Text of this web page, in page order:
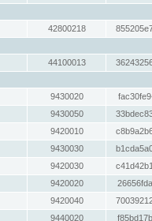
42800218
44100013
9430020
9430050
9420010
9430030
9420030
9420020
9420040
9440020